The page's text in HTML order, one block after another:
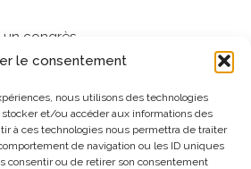
le consentement
nous utilisons des technologies
et/ou accéder aux informations des
à ces technologies nous permettra de traiter
de navigation ou les ID uniques
consentir ou de retirer son consentement
un congrès
Bénistant, and A. Durand, "Online 2D/3D
"repurposable" heritage contents," in